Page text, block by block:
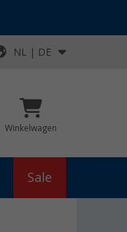
NL | DE
Winkelwagen
Sale